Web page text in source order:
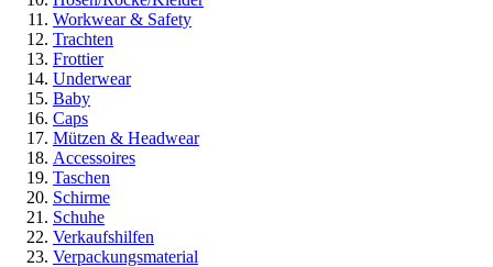
Workwear & Safety
Trachten
Frottier
Underwear
Baby
Caps
Mützen & Headwear
Accessoires
Taschen
Schirme
Schuhe
Verkaufshilfen
Verpackungsmaterial